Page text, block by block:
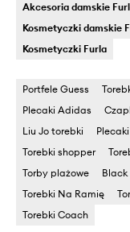
Akcesoria damskie
Kosmetyczki damskie
Kosmetyczki Furla
Portfele Guess
Plecaki Adidas
Liu Jo torebki
Torebki shopper
Torby plażowe
Black
Torebki Na Ramię
Torebki Coach